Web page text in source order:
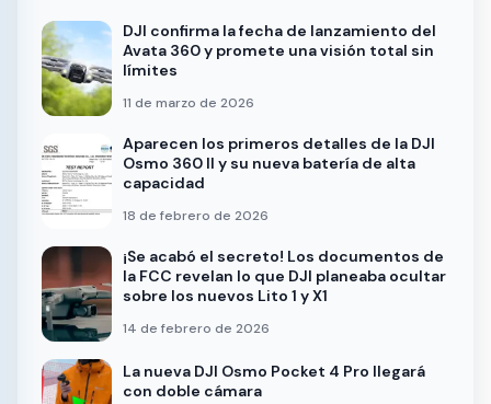
DJI confirma la fecha de lanzamiento del
Avata 360 y promete una visión total sin
límites
11 de marzo de 2026
Aparecen los primeros detalles de la DJI
Osmo 360 II y su nueva batería de alta
capacidad
18 de febrero de 2026
¡Se acabó el secreto! Los documentos de
la FCC revelan lo que DJI planeaba ocultar
sobre los nuevos Lito 1 y X1
14 de febrero de 2026
La nueva DJI Osmo Pocket 4 Pro llegará
con doble cámara